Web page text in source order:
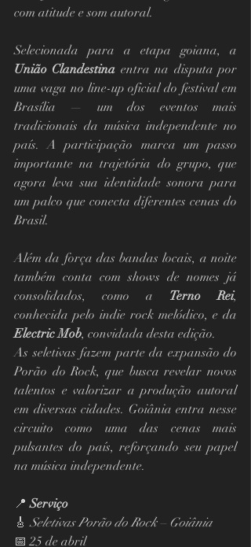
com atitude e som autoral.
União Clandestina entra na disputa por
uma vaga no line-up oficial do festival em
Brasília — um dos eventos mais
tradicionais da música independente no
país. A participação marca um passo
importante na trajetória do grupo, que
agora leva sua identidade sonora para
um palco que conecta diferentes cenas do
Brasil.
Além da força das bandas locais, a noite
também conta com shows de nomes já
consolidados, como a Terno Rei,
Electric Mob, convidada desta edição.
As seletivas fazem parte da expansão do
Porão do Rock, que busca revelar novos
talentos e valorizar a produção autoral
em diversas cidades. Goiânia entra nesse
circuito como uma das cenas mais
pulsantes do país, reforçando seu papel
na música independente.
📍 Serviço
🎸 Seletivas Porão do Rock – Goiânia
📅 25 de abril